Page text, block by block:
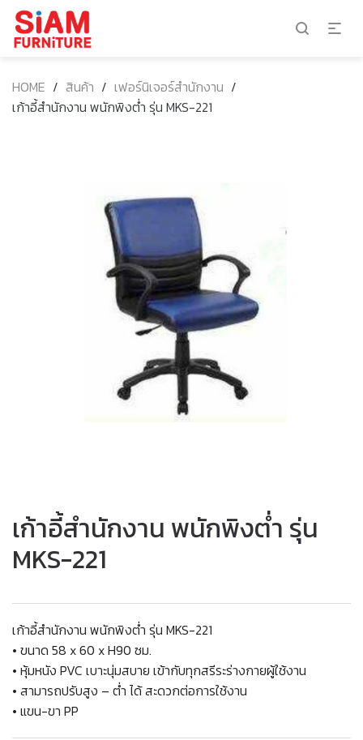
HOME / สินค้า / เฟอร์นิเจอร์สำนักงาน /
เก้าอี้สำนักงาน พนักพิงต่ำ รุ่น MKS-221
เก้าอี้สำนักงาน พนักพิงต่ำ รุ่น
MKS-221
เก้าอี้สำนักงาน พนักพิงต่ำ รุ่น MKS-221
• ขนาด 58 x 60 x H90 ซม.
• หุ้มหนัง PVC เบาะนุ่มสบาย เข้ากับทุกสรีระร่างกายผู้ใช้งาน
• สามารถปรับสูง – ต่ำ ได้ สะดวกต่อการใช้งาน
• แขน-ขา PP